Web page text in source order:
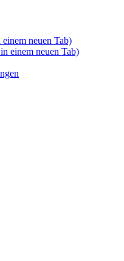
neuen Tab)
einem neuen Tab)